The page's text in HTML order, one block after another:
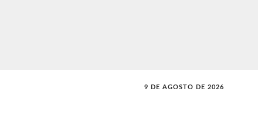
9 DE AGOSTO DE 2026
SOLO MÚSICA